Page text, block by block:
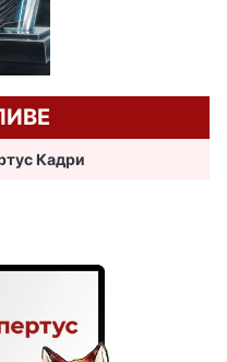
Кадри